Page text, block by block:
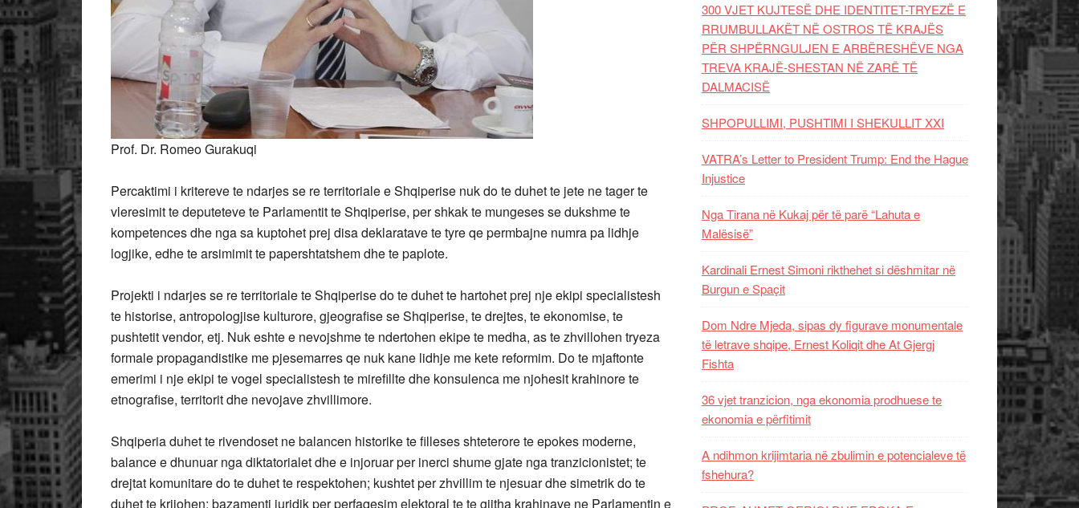
Prof. Dr. Romeo Gurakuqi
Percaktimi i kritereve te ndarjes se re territoriale e Shqiperise nuk do te duhet te jete ne tager te
vleresimit te deputeteve te Parlamentit te Shqiperise, per shkak te mungeses se dukshme te
kompetences dhe nga sa kuptohet prej disa deklaratave te tyre qe permbajne numra pa lidhje
logjike, edhe te arsimimit te papershtatshem dhe te paplote.
Projekti i ndarjes se re territoriale te Shqiperise do te duhet te hartohet prej nje ekipi specialistesh
te historise, antropologjise kulturore, gjeografise se Shqiperise, te drejtes, te ekonomise, te
pushtetit vendor, etj. Nuk eshte e nevojshme te ndertohen ekipe te medha, as te zhvillohen tryeza
formale propagandistike me pjesemarres qe nuk kane lidhje me kete reformim. Do te mjaftonte
emerimi i nje ekipi te vogel specialistesh te mirefillte dhe konsulenca me njohesit krahinore te
etnografise, territorit dhe nevojave zhvillimore.
Shqiperia duhet te rivendoset ne balancen historike te filleses shteterore te epokes moderne,
balance e dhunuar nga diktatorialet dhe e injoruar per inerci shume gjate nga tranzicionistet; te
drejtat komunitare do te duhet te respektohen; kushtet per zhvillim te njesuar dhe simetrik do te
duhet te krijohen; bazamenti juridik per perfaqesim elektoral te te gjitha krahinave ne Parlamentin e
300 VJET KUJTESË DHE IDENTITET-TRYEZË E
RRUMBULLAKËT NË OSTROS TË KRAJËS
PËR SHPËRNGULJEN E ARBËRESHËVE NGA
TREVA KRAJË-SHESTAN NË ZARË TË
DALMACISË
SHPOPULLIMI, PUSHTIMI I SHEKULLIT XXI
VATRA’s Letter to President Trump: End the Hague
Injustice
Nga Tirana në Kukaj për të parë “Lahuta e
Malësisë”
Kardinali Ernest Simoni rikthehet si dëshmitar në
Burgun e Spaçit
Dom Ndre Mjeda, sipas dy figurave monumentale
të letrave shqipe, Ernest Koliqit dhe At Gjergj
Fishta
36 vjet tranzicion, nga ekonomia prodhuese te
ekonomia e përfitimit
A ndihmon krijimtaria në zbulimin e potencialeve të
fshehura?